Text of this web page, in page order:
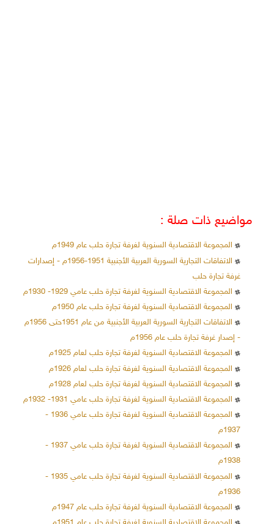
مواضيع ذات صلة :
المجموعة الاقتصادية السنوية لغرفة تجارة حلب عام 1949م
الاتفاقات التجارية السورية العربية الأجنبية 1951-1956م - إصدارات
غرفة تجارة حلب
المجموعة الاقتصادية السنوية لغرفة تجارة حلب عامي 1929- 1930م
المجموعة الاقتصادية السنوية لغرفة تجارة حلب عام 1950م
الاتفاقات التجارية السورية العربية الأجنبية من عام 1951حتى 1956م
- إصدار غرفة تجارة حلب عام 1956م
المجموعة الاقتصادية السنوية لغرفة تجارة حلب لعام 1925م
المجموعة الاقتصادية السنوية لغرفة تجارة حلب لعام 1926م
المجموعة الاقتصادية السنوية لغرفة تجارة حلب لعام 1928م
المجموعة الاقتصادية السنوية لغرفة تجارة حلب عامي 1931- 1932م
المجموعة الاقتصادية السنوية لغرفة تجارة حلب عامي 1936 -
1937م
المجموعة الاقتصادية السنوية لغرفة تجارة حلب عامي 1937 -
1938م
المجموعة الاقتصادية السنوية لغرفة تجارة حلب عامي 1935 -
1936م
المجموعة الاقتصادية السنوية لغرفة تجارة حلب عام 1947م